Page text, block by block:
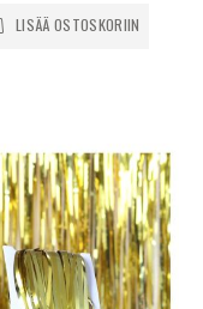
LISÄÄ OSTOSKORIIN